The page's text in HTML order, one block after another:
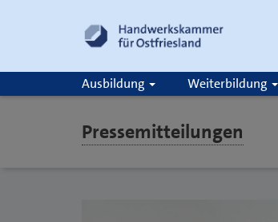
Ausbildung Weiterbildung
Suche
Pressemitteilungen